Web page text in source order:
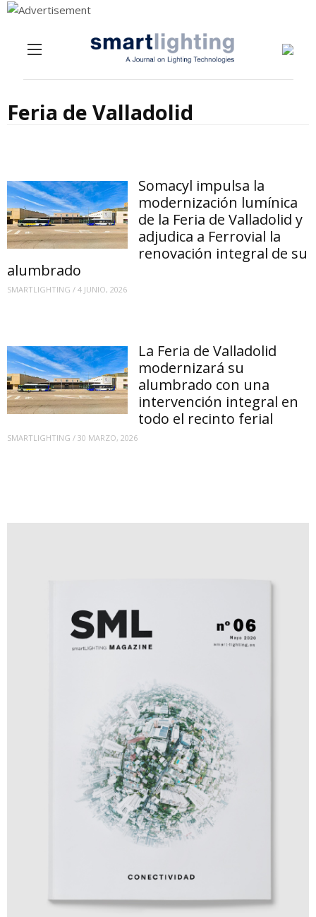
Feria de Valladolid
Somacyl impulsa la
modernización lumínica
de la Feria de Valladolid y
adjudica a Ferrovial la
renovación integral de su
alumbrado
SMARTLIGHTING / 4 JUNIO, 2026
La Feria de Valladolid
modernizará su
alumbrado con una
intervención integral en
todo el recinto ferial
SMARTLIGHTING / 30 MARZO, 2026